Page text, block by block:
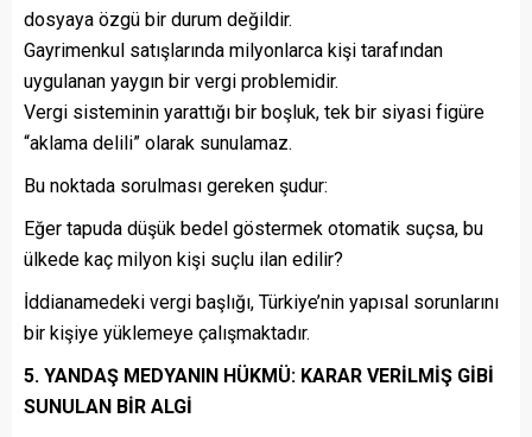
dosyaya özgü bir durum değildir.
Gayrimenkul satışlarında milyonlarca kişi tarafından
uygulanan yaygın bir vergi problemidir.
Vergi sisteminin yarattığı bir boşluk, tek bir siyasi figüre
“aklama delili” olarak sunulamaz.
Bu noktada sorulması gereken şudur:
Eğer tapuda düşük bedel göstermek otomatik suçsa, bu
ülkede kaç milyon kişi suçlu ilan edilir?
İddianamedeki vergi başlığı, Türkiye’nin yapısal sorunlarını
bir kişiye yüklemeye çalışmaktadır.
5. YANDAŞ MEDYANIN HÜKMÜ: KARAR VERİLMİŞ GİBİ
SUNULAN BİR ALGİ